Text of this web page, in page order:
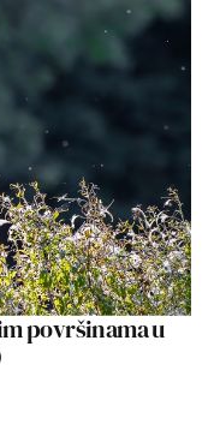
površinama u